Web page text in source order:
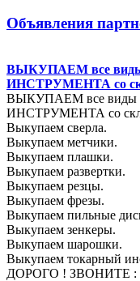
Объявления
ВЫКУПАЕМ все
ИНСТРУМЕНТА со
ВЫКУПАЕМ все
ИНСТРУМЕНТА со
Выкупаем сверла.
Выкупаем метчики.
Выкупаем плашки.
Выкупаем развертки.
Выкупаем резцы.
Выкупаем фрезы.
Выкупаем пильные
Выкупаем зенкеры.
Выкупаем шарошки.
Выкупаем токарный
ДОРОГО ! ЗВОНИТЕ :